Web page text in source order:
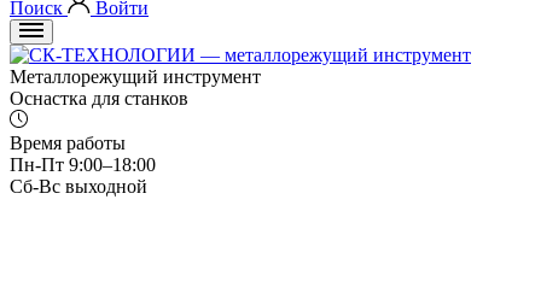
Поиск Войти
Металлорежущий инструмент
Оснастка для станков
Время работы
Пн-Пт 9:00–18:00
Сб-Вс выходной